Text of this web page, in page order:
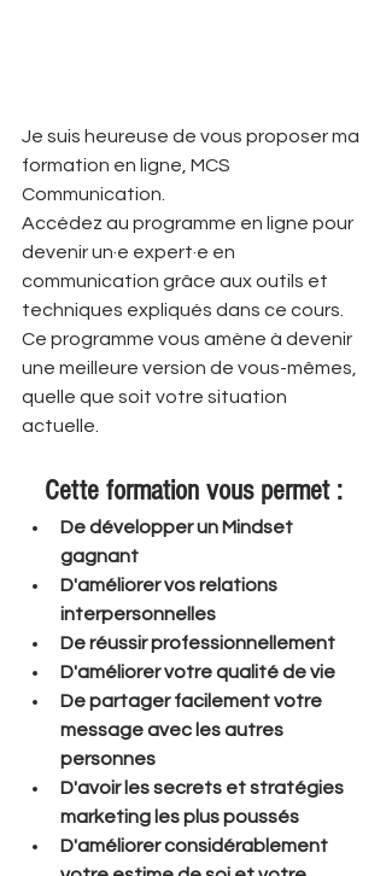
Je suis heureuse de vous proposer ma
formation en ligne, MCS
Communication.
Accédez au programme en ligne pour
devenir un·e expert·e en
communication grâce aux outils et
techniques expliqués dans ce cours.
Ce programme vous amène à devenir
une meilleure version de vous-mêmes,
quelle que soit votre situation
actuelle.
Cette formation vous permet :
De développer un Mindset
gagnant
D'améliorer vos relations
interpersonnelles
​De réussir professionnellement
​D'améliorer votre qualité de vie
De partager facilement votre
message avec les autres
personnes
​D'avoir les secrets et stratégies
marketing les plus poussés
​D'améliorer considérablement